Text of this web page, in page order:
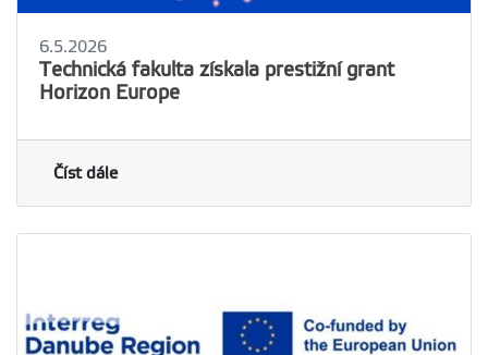
6.5.2026
Technická fakulta získala prestižní grant
Horizon Europe
Číst dále